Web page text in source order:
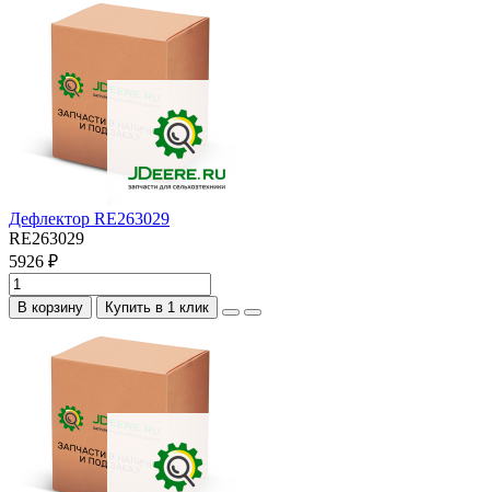
Дефлектор RE263029
RE263029
5926 ₽
В корзину Купить в 1 клик